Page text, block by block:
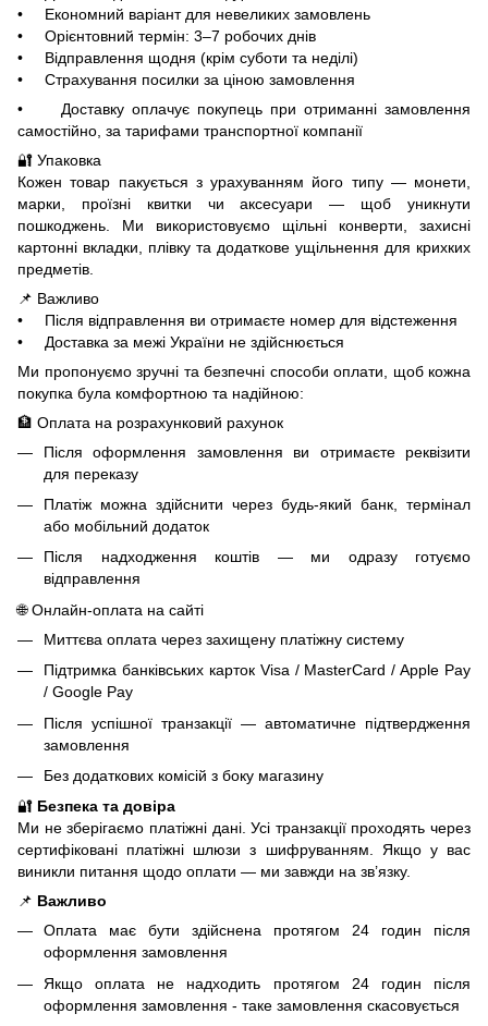
• Економний варіант для невеликих замовлень
• Орієнтовний термін: 3–7 робочих днів
• Відправлення щодня (крім суботи та неділі)
• Страхування посилки за ціною замовлення
• Доставку оплачує покупець при отриманні замовлення
самостійно, за тарифами транспортної компанії
🔐 Упаковка
Кожен товар пакується з урахуванням його типу — монети,
марки, проїзні квитки чи аксесуари — щоб уникнути
пошкоджень. Ми використовуємо щільні конверти, захисні
картонні вкладки, плівку та додаткове ущільнення для крихких
предметів.
📌 Важливо
• Після відправлення ви отримаєте номер для відстеження
• Доставка за межі України не здійснюється
Ми пропонуємо зручні та безпечні способи оплати, щоб кожна
покупка була комфортною та надійною:
🏦 Оплата на розрахунковий рахунок
Після оформлення замовлення ви отримаєте реквізити
для переказу
Платіж можна здійснити через будь-який банк, термінал
або мобільний додаток
Після надходження коштів — ми одразу готуємо
відправлення
🌐 Онлайн-оплата на сайті
Миттєва оплата через захищену платіжну систему
Підтримка банківських карток Visa / MasterCard / Apple Pay
/ Google Pay
Після успішної транзакції — автоматичне підтвердження
замовлення
Без додаткових комісій з боку магазину
🔐 Безпека та довіра
Ми не зберігаємо платіжні дані. Усі транзакції проходять через
сертифіковані платіжні шлюзи з шифруванням. Якщо у вас
виникли питання щодо оплати — ми завжди на зв’язку.
📌 Важливо
Оплата має бути здійснена протягом 24 годин після
оформлення замовлення
Якщо оплата не надходить протягом 24 годин після
оформлення замовлення - таке замовлення скасовується